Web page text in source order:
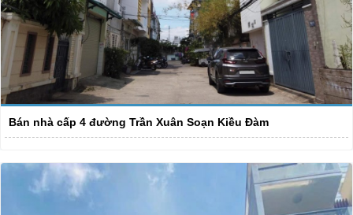
Bán nhà cấp 4 đường Trần Xuân Soạn Kiều Đàm